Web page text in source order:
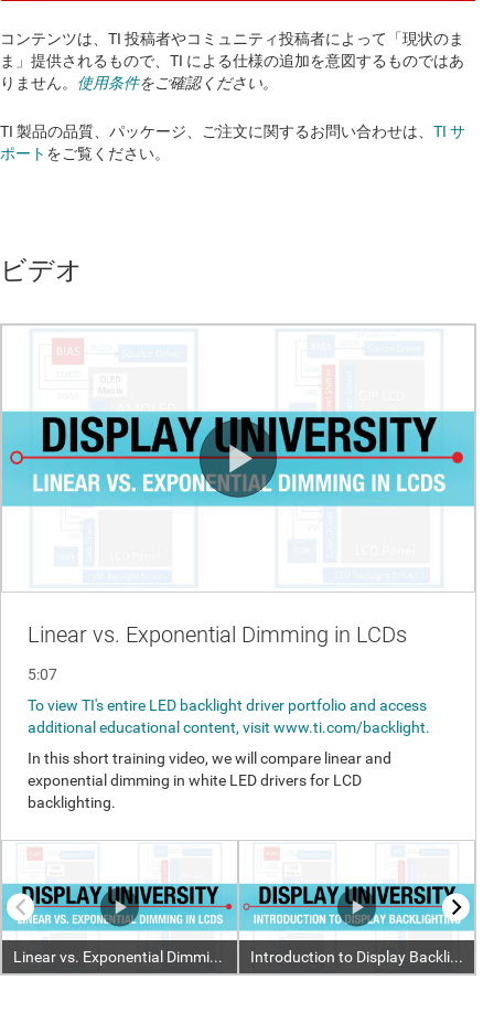
コンテンツは、TI 投稿者やコミュニティ投稿者によって「現状のま
ま」提供されるもので、TI による仕様の追加を意図するものではあ
りません。 使用条件をご確認ください。
TI 製品の品質、パッケージ、ご注文に関するお問い合わせは、 TI サ
ポート をご覧ください。​​​​​​​​​​​​​​
ビデオ